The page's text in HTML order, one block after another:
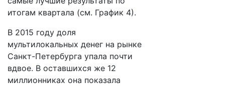
итогам квартала (см. График 4).
В 2015 году доля
мультилокальных денег на рынке
Санкт-Петербурга упала почти
вдвое. В оставшихся же 12
миллионниках она показала